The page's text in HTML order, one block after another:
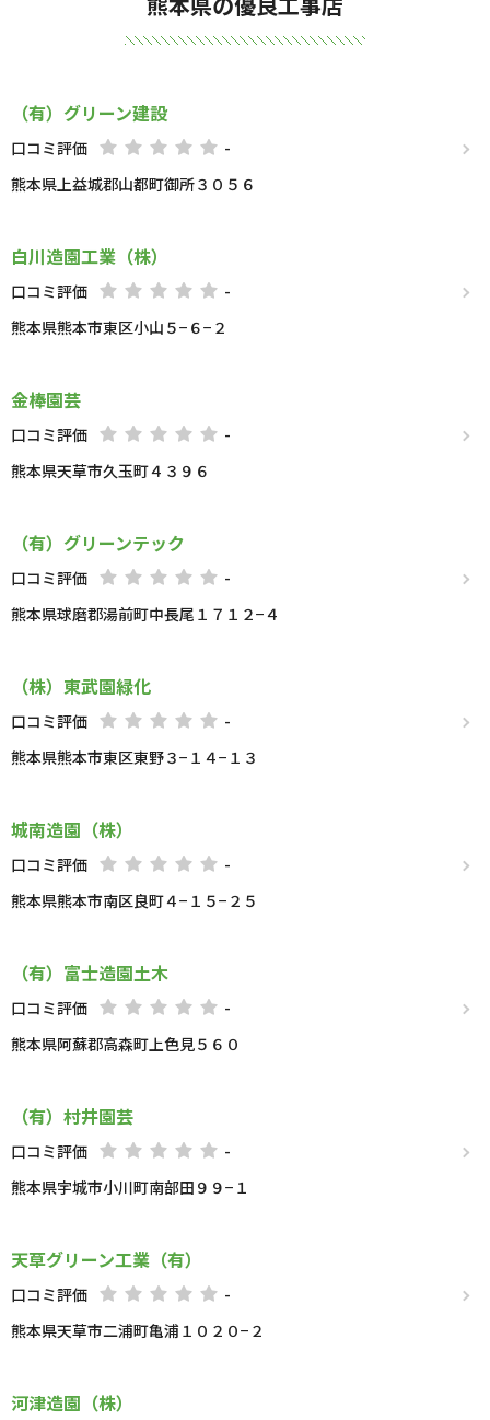
（有）グリーン建設
口コミ評価
-
熊本県上益城郡山都町御所３０５６
白川造園工業（株）
口コミ評価
-
熊本県熊本市東区小山５−６−２
金棒園芸
口コミ評価
-
熊本県天草市久玉町４３９６
（有）グリーンテック
口コミ評価
-
熊本県球磨郡湯前町中長尾１７１２−４
（株）東武園緑化
口コミ評価
-
熊本県熊本市東区東野３−１４−１３
城南造園（株）
口コミ評価
-
熊本県熊本市南区良町４−１５−２５
（有）富士造園土木
口コミ評価
-
熊本県阿蘇郡高森町上色見５６０
（有）村井園芸
口コミ評価
-
熊本県宇城市小川町南部田９９−１
天草グリーン工業（有）
口コミ評価
-
熊本県天草市二浦町亀浦１０２０−２
河津造園（株）